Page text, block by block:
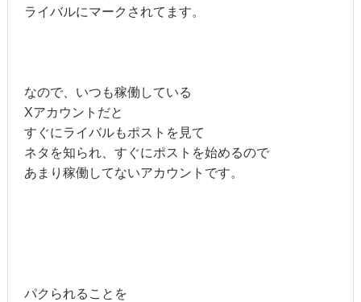
ライバルにマークされてます。
なので、いつも稼働している
Xアカウントだと
すぐにライバルもポストを見て
ネタを知られ、すぐにポストを始めるので
あまり稼働してないアカウントです。
パクられることを